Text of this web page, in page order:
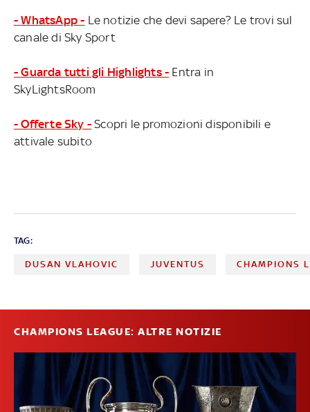
- WhatsApp - Le notizie che devi sapere? Le trovi sul
canale di Sky Sport
- Guarda tutti gli Highlights - Entra in
SkyLightsRoom
- Offerte Sky - Scopri le promozioni disponibili e
attivale subito
TAG:
DUSAN VLAHOVIC JUVENTUS CHAMPIONS
CHAMPIONS LEAGUE: ALTRE NOTIZIE